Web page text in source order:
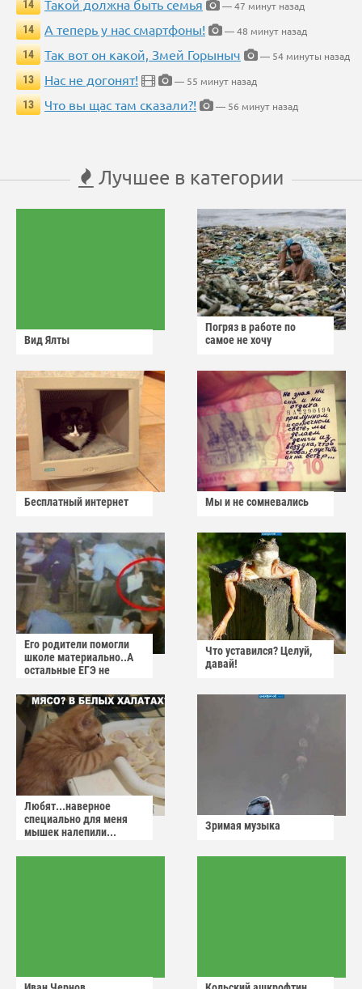
14
Такой должна быть семья
— 47 минут назад
14
А теперь у нас смартфоны!
— 48 минут назад
14
Так вот он какой, Змей Горыныч
— 54 минуты назад
13
Нас не догонят!
— 55 минут назад
13
Что вы щас там сказали?! — 56 минут назад
Лучшее в категории
Вид Ялты
Погряз в работе по
самое не хочу
Бесплатный интернет Мы и не сомневались
Его родители помогли
школе материально..А
остальные ЕГЭ не
Что уставился? Целуй,
давай!
Любят...наверное
специально для меня
мышек налепили...
Зримая музыка